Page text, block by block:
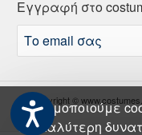
Χρησιμοποιούμε
την καλύτερη
Εγγραφή στο
email
Copyright ©